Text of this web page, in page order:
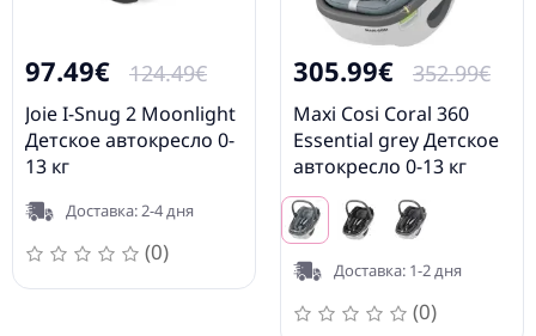
97.49€ 124.49€
Joie I-Snug 2 Moonlight
Детское автокресло 0-
13 кг
Доставка: 2-4 дня
(0)
305.99€ 352.99€
Maxi Cosi Coral 360
Essential grey Детское
автокресло 0-13 кг
Доставка: 1-2 дня
(0)